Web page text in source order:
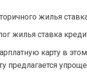
жилья
жилья ставка
карту в
предлагается